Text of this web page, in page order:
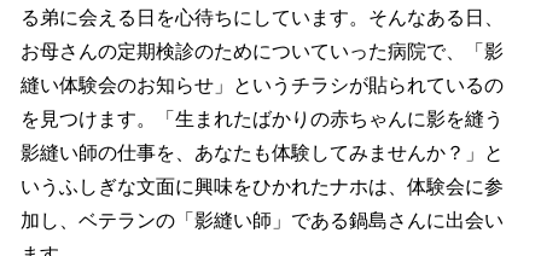
る弟に会える日を心待ちにしています。そんなある日、
お母さんの定期検診のためについていった病院で、「影
縫い体験会のお知らせ」というチラシが貼られているの
を見つけます。「生まれたばかりの赤ちゃんに影を縫う
影縫い師の仕事を、あなたも体験してみませんか？」と
いうふしぎな文面に興味をひかれたナホは、体験会に参
加し、ベテランの「影縫い師」である鍋島さんに出会い